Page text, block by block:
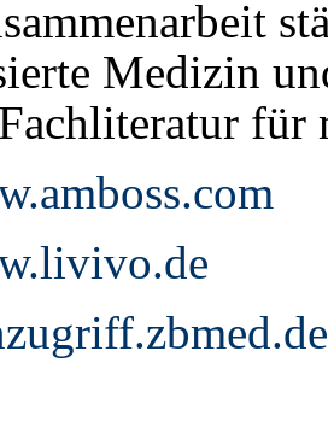
Medizin
für